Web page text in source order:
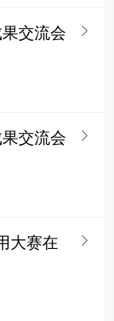
交流会
交流会
大赛在